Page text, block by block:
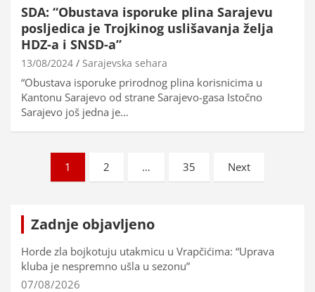
SDA: “Obustava isporuke plina Sarajevu
posljedica je Trojkinog uslišavanja želja
HDZ-a i SNSD-a”
13/08/2024 Sarajevska sehara
“Obustava isporuke prirodnog plina korisnicima u
Kantonu Sarajevo od strane Sarajevo-gasa Istočno
Sarajevo još jedna je…
Brojevi
stranica
1 2 … 35 Next
Zadnje objavljeno
Horde zla bojkotuju utakmicu u Vrapčićima: “Uprava
kluba je nespremno ušla u sezonu”
07/08/2026